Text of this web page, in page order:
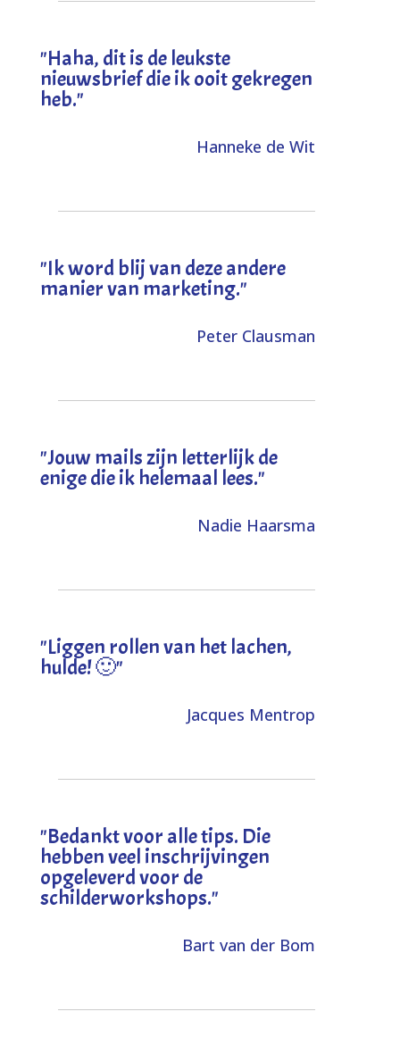
"Haha, dit is de leukste
nieuwsbrief die ik ooit gekregen
heb."
Hanneke de Wit
"Ik word blij van deze andere
manier van marketing."
Peter Clausman
"Jouw mails zijn letterlijk de
enige die ik helemaal lees."
Nadie Haarsma
"Liggen rollen van het lachen,
hulde! 🙂"
Jacques Mentrop
"Bedankt voor alle tips. Die
hebben veel inschrijvingen
opgeleverd voor de
schilderworkshops."
Bart van der Bom